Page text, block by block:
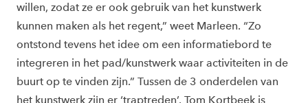
willen, zodat ze er ook gebruik van het kunstwerk
kunnen maken als het regent,” weet Marleen. “Zo
ontstond tevens het idee om een informatiebord te
integreren in het pad/kunstwerk waar activiteiten in de
buurt op te vinden zijn.” Tussen de 3 onderdelen van
het kunstwerk zijn er ‘traptreden’. Tom Kortbeek is